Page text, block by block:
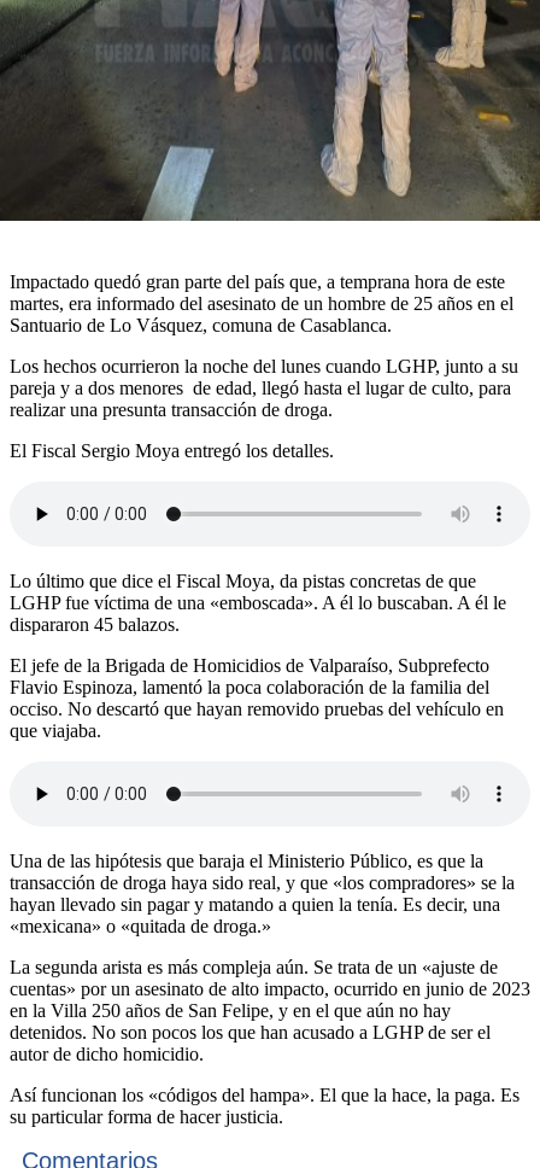
Impactado quedó gran parte del país que, a temprana hora de este
martes, era informado del asesinato de un hombre de 25 años en el
Santuario de Lo Vásquez, comuna de Casablanca.
Los hechos ocurrieron la noche del lunes cuando LGHP, junto a su
pareja y a dos menores de edad, llegó hasta el lugar de culto, para
realizar una presunta transacción de droga.
El Fiscal Sergio Moya entregó los detalles.
Lo último que dice el Fiscal Moya, da pistas concretas de que
LGHP fue víctima de una «emboscada». A él lo buscaban. A él le
dispararon 45 balazos.
El jefe de la Brigada de Homicidios de Valparaíso, Subprefecto
Flavio Espinoza, lamentó la poca colaboración de la familia del
occiso. No descartó que hayan removido pruebas del vehículo en
que viajaba.
Una de las hipótesis que baraja el Ministerio Público, es que la
transacción de droga haya sido real, y que «los compradores» se la
hayan llevado sin pagar y matando a quien la tenía. Es decir, una
«mexicana» o «quitada de droga.»
La segunda arista es más compleja aún. Se trata de un «ajuste de
cuentas» por un asesinato de alto impacto, ocurrido en junio de 2023
en la Villa 250 años de San Felipe, y en el que aún no hay
detenidos. No son pocos los que han acusado a LGHP de ser el
autor de dicho homicidio.
Así funcionan los «códigos del hampa». El que la hace, la paga. Es
su particular forma de hacer justicia.
Comentarios